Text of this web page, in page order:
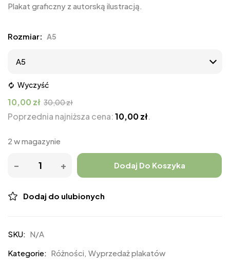
Plakat graficzny z autorską ilustracją.
Rozmiar A5
Wyczyść
10,00 zł 30,00zł
Poprzednia najniższa cena:10,00zł.
2 w magazynie
Dodaj Do Koszyka
Dodaj do ulubionych
SKU: N/A
Kategorie: Różności, Wyprzedaż plakatów